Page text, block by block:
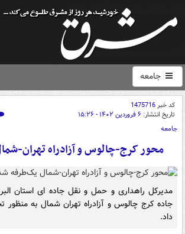
جامعه
کد خبر1475716
تاریخ انتشار: ۶ فروردین ۱۴۰۲ - ۱۵:۲۶
جامعه
محور کرج-چالوس و آزادراه تهران-
مدیرکل راهداری و حمل و نقل جاده ای استان
جاده کرج چالوس و آزادراه تهران شمال به منظور
داد.